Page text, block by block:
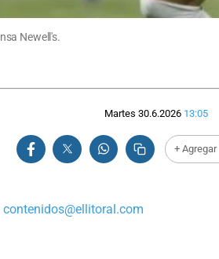
Newell's.
Martes 30.6.2026 13:05
+
contenidos@ellitoral.com